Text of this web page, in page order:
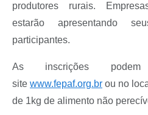
produtores rurais.
estarão apresentando
participantes.
As inscrições
site www.fepaf.org.br ou no
de 1kg de alimento não